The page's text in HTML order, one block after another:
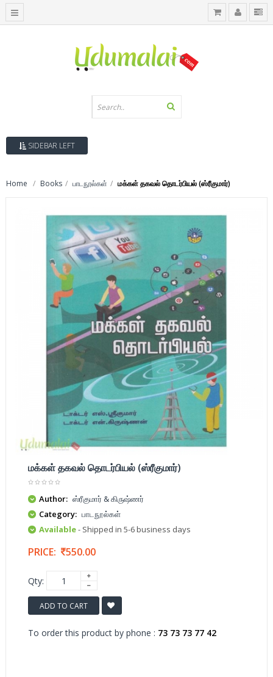
SIDEBAR LEFT
Home Books பாடநூல்கள் மக்கள் தகவல் தொடர்பியல் (ஸ்ரீகுமார்)
மக்கள் தகவல் தொடர்பியல் (ஸ்ரீகுமார்)
Author: ஸ்ரீகுமார் & கிருஷ்ணர்
Category: பாடநூல்கள்
Available- Shipped in 5-6 business days
PRICE: 550.00
Qty:
ADD TO CART
To order this product by phone : 73 73 73 77 42